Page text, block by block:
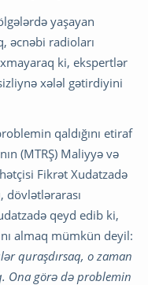
yaşayan
əcnəbi radioları
ki, ekspertlər
xələl gətirdiyini
qaldığını etiraf
(MTRŞ) Maliyyə və
Fikrət Xudatzadə
dövlətlərarası
qeyd edib ki,
almaq mümkün deyil:
quraşdırsaq, o zaman
Ona görə də problemin